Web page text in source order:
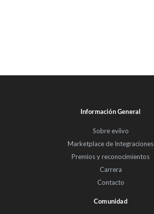
Información General
Sobre eviivo
Marketplace de Integraciones
Premios y reconocimientos
Carrera
Contacto
Comunidad